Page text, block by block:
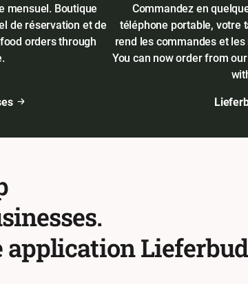
mensuel. Boutique
de réservation et de
orders through
Commandez en
téléphone portable, votre
rend les commandes et
You can now order from
application